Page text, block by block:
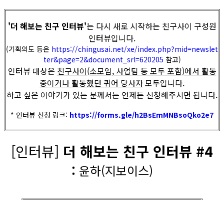
'더 해보는 친구 인터뷰'는 다시 새로 시작하는 친구사이 구성원
인터뷰입니다.
(기획의도 등은 https://chingusai.net/xe/index.php?mid=newslet
ter&page=2&document_srl=620205 참고)
인터뷰 대상은 친구사이(소모임, 사업팀 등 모두 포함)에서 활동
중이거나 활동했던 퀴어 당사자모두입니다.
하고 싶은 이야기가 있는 분께서는 언제든 신청해주시면 됩니다.
* 인터뷰 신청 링크: https://forms.gle/h2BsEmMNBsoQko2e7
[인터뷰] 더 해보는 친구 인터뷰 #4
: 윤하(지보이스)